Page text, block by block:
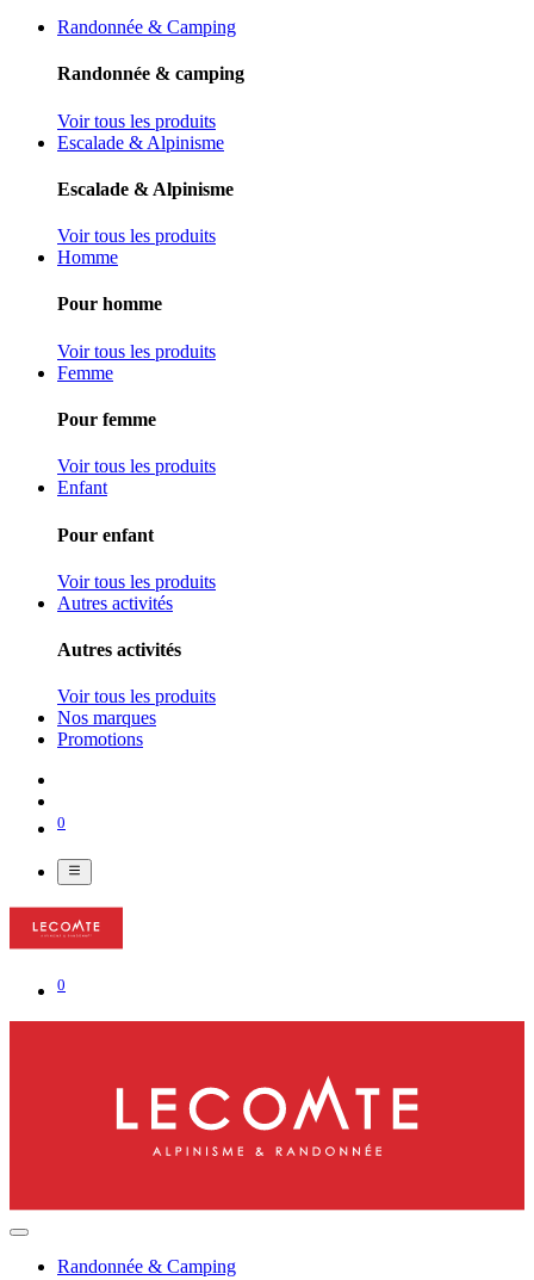
Randonnée & Camping
Randonnée & camping
Voir tous les produits
Escalade & Alpinisme
Escalade & Alpinisme
Voir tous les produits
Homme
Pour homme
Voir tous les produits
Femme
Pour femme
Voir tous les produits
Enfant
Pour enfant
Voir tous les produits
Autres activités
Autres activités
Voir tous les produits
Nos marques
Promotions
0
0
Randonnée & Camping